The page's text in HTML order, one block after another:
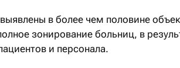
в более чем половине
зонирование больниц, в
и персонала.